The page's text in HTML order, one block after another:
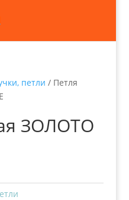
петли / Петля
ЗОЛОТО